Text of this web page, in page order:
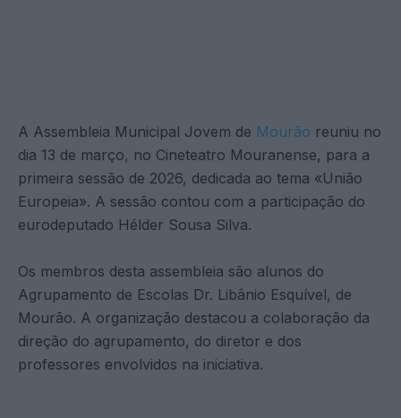
A Assembleia Municipal Jovem de Mourão reuniu no
dia 13 de março, no Cineteatro Mouranense, para a
primeira sessão de 2026, dedicada ao tema «União
Europeia». A sessão contou com a participação do
eurodeputado Hélder Sousa Silva.
Os membros desta assembleia são alunos do
Agrupamento de Escolas Dr. Libânio Esquível, de
Mourão. A organização destacou a colaboração da
direção do agrupamento, do diretor e dos
professores envolvidos na iniciativa.